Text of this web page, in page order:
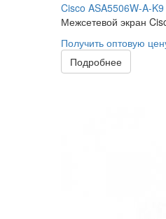
Cisco ASA5506W-A-K9
Межсетевой экран
Получить оптовую
Подробнее